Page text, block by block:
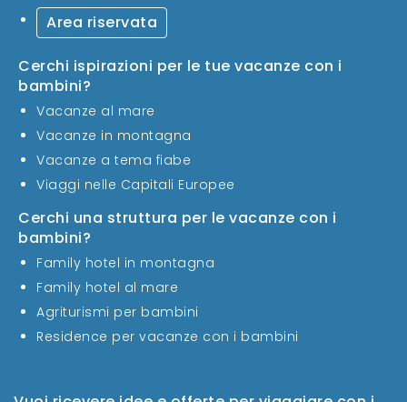
Area riservata
Cerchi ispirazioni per le tue vacanze con i
bambini?
Vacanze al mare
Vacanze in montagna
Vacanze a tema fiabe
Viaggi nelle Capitali Europee
Cerchi una struttura per le vacanze con i
bambini?
Family hotel in montagna
Family hotel al mare
Agriturismi per bambini
Residence per vacanze con i bambini